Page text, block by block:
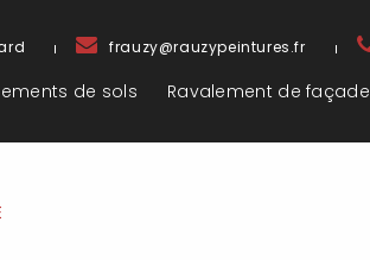
frauzy@rauzypeintures.fr
de sols Ravalement de façade